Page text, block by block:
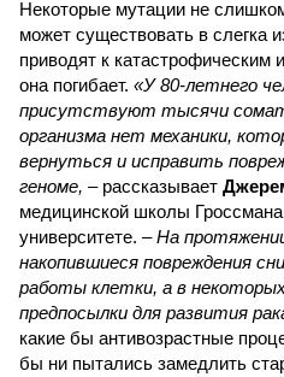
Некоторые мутации не
может существовать в слегка
приводят к катастрофическим
она погибает. «У 80-летнего
присутствуют тысячи
организма нет механики,
вернуться и исправить
геноме, – рассказывает
медицинской школы
университете. – На
накопившиеся повреждения
работы клетки, а в
предпосылки для развития
какие бы антивозрастные
бы ни пытались замедлить